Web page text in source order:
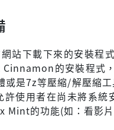
站下載下來的安裝程
的安裝程式
是7z等壓縮/解壓縮
使用者在尚未將系統
Mint的功能(如：看影